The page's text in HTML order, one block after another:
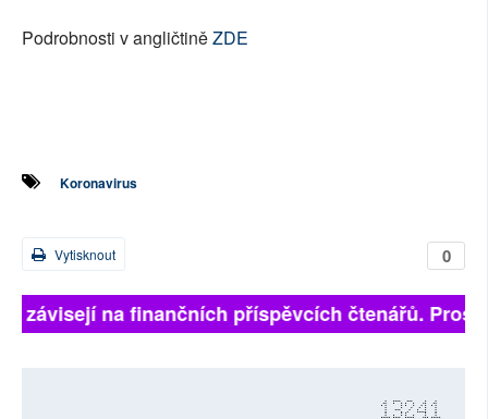
Podrobnosti v angličtiněZDE
Koronavirus
0
Vytisknout
závisejí na finančních příspěvcích čtenářů.
13241